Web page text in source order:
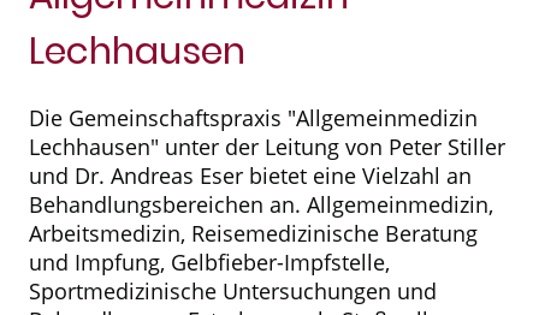
Lechhausen
Die Gemeinschaftspraxis "Allgemeinmedizin
Lechhausen" unter der Leitung von Peter Stiller
und Dr. Andreas Eser bietet eine Vielzahl an
Behandlungsbereichen an. Allgemeinmedizin,
Arbeitsmedizin, Reisemedizinische Beratung
und Impfung, Gelbfieber-Impfstelle,
Sportmedizinische Untersuchungen und